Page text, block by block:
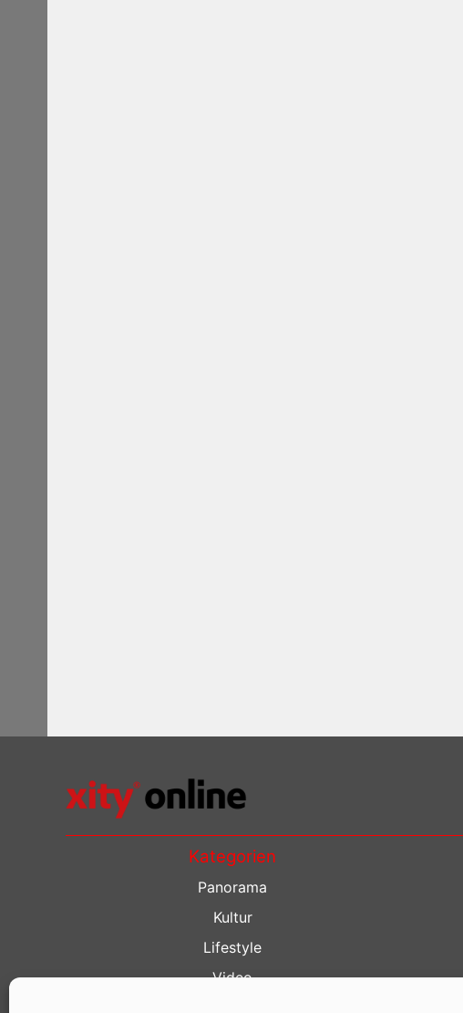
Kategorien
Panorama
Kultur
Lifestyle
Video